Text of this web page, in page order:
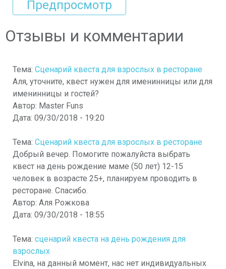
Отзывы и комментарии
Тема: Сценарий квеста для взрослых в ресторане
Аля, уточните, квест нужен для именинницы или для
именинницы и гостей?
Автор: Master Funs
Дата: 09/30/2018 - 19:20
Тема: Сценарий квеста для взрослых в ресторане
Добрый вечер. Помогите пожалуйста выбрать
квест на день рождение маме (50 лет) 12-15
человек в возрасте 25+, планируем проводить в
ресторане. Спасибо.
Автор: Аля Рожкова
Дата: 09/30/2018 - 18:55
Тема: сценарий квеста на день рождения для
взрослых
Elvina, на данный момент, нас нет индивидуальных